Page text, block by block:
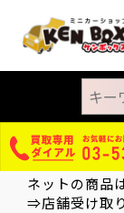
ネットの商品
⇒店舗受け取